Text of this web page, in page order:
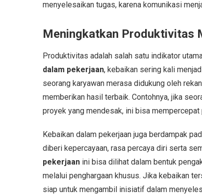
menyelesaikan tugas, karena komunikasi
Meningkatkan Produktivitas
Produktivitas adalah salah satu indikator
dalam pekerjaan, kebaikan sering kali
seorang karyawan merasa didukung oleh
memberikan hasil terbaik. Contohnya, jika
proyek yang mendesak, ini bisa
Kebaikan dalam pekerjaan juga berdampak
diberi kepercayaan, rasa percaya diri serta
pekerjaan ini bisa dilihat dalam bentuk
melalui penghargaan khusus. Jika kebaikan
siap untuk mengambil inisiatif dalam